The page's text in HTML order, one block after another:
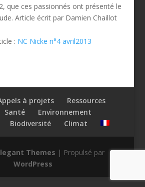
que ces passionnés ont présenté le
Article écrit par Damien Chaillot
: NC Nicke n°4 avril2013
à projets
Ressources
Santé
Environnement
Biodiversité Climat
Themes | Propulsé par
WordPress